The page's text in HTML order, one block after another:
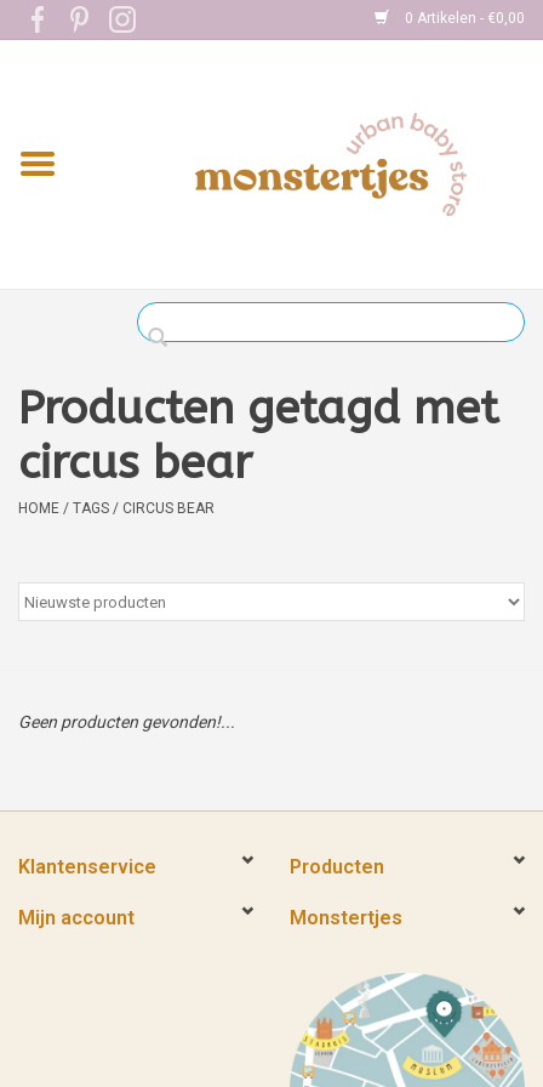
0 Artikelen - €0,00
Home
Kleding
Verzorging
Boekjes
kaartjes
Sales
Merken
Producten getagd met
circus bear
HOME / TAGS / CIRCUS BEAR
Geen producten gevonden!...
Klantenservice Producten
Mijn account Monstertjes